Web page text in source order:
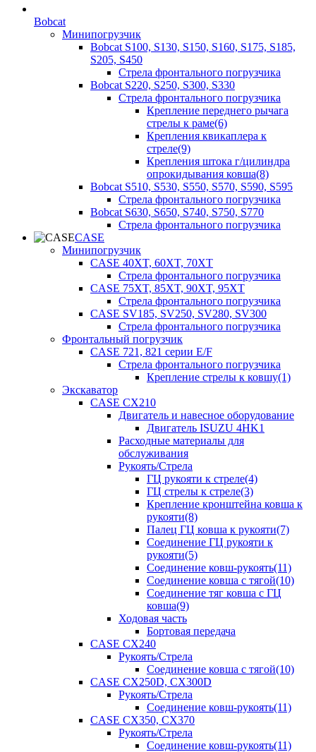
Bobcat
Минипогрузчик
Bobcat S100, S130, S150, S160, S175, S185,
S205, S450
Стрела фронтального погрузчика
Bobcat S220, S250, S300, S330
Стрела фронтального погрузчика
Крепление переднего рычага
стрелы к раме(6)
Крепления квикаплера к
стреле(9)
Крепления штока г/цилиндра
опрокидывания ковша(8)
Bobcat S510, S530, S550, S570, S590, S595
Стрела фронтального погрузчика
Bobcat S630, S650, S740, S750, S770
Стрела фронтального погрузчика
CASE
Минипогрузчик
CASE 40XT, 60XT, 70XT
Стрела фронтального погрузчика
CASE 75XT, 85XT, 90XT, 95XT
Стрела фронтального погрузчика
CASE SV185, SV250, SV280, SV300
Стрела фронтального погрузчика
Фронтальный погрузчик
CASE 721, 821 серии E/F
Стрела фронтального погрузчика
Крепление стрелы к ковшу(1)
Экскаватор
CASE CX210
Двигатель и навесное оборудование
Двигатель ISUZU 4HK1
Расходные материалы для
обслуживания
Рукоять/Стрела
ГЦ рукояти к стреле(4)
ГЦ стрелы к стреле(3)
Крепление кронштейна ковша к
рукояти(8)
Палец ГЦ ковша к рукояти(7)
Соединение ГЦ рукояти к
рукояти(5)
Соединение ковш-рукоять(11)
Соединение ковша с тягой(10)
Соединение тяг ковша с ГЦ
ковша(9)
Ходовая часть
Бортовая передача
CASE CX240
Рукоять/Стрела
Соединение ковша с тягой(10)
CASE CX250D, CX300D
Рукоять/Стрела
Соединение ковш-рукоять(11)
CASE CX350, CX370
Рукоять/Стрела
Соединение ковш-рукоять(11)